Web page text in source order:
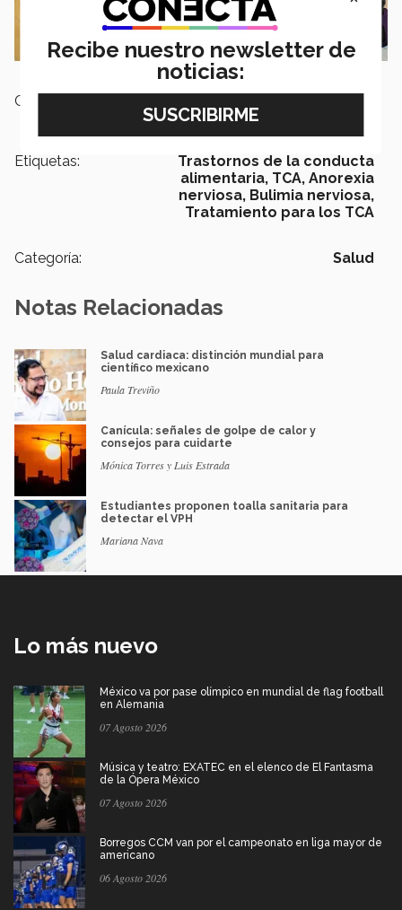
Campus:
Etiquetas:
Trastornos de la conducta
alimentaria, TCA, Anorexia
nerviosa, Bulimia nerviosa,
Tratamiento para los TCA
Categoría: Salud
Notas Relacionadas
Salud cardiaca: distinción mundial para
científico mexicano
Paula Treviño
Canícula: señales de golpe de calor y
consejos para cuidarte
Mónica Torres y Luis Estrada
Estudiantes proponen toalla sanitaria para
detectar el VPH
Mariana Nava
Lo más nuevo
México va por pase olímpico en mundial de flag football
en Alemania
07 Agosto 2026
Música y teatro: EXATEC en el elenco de El Fantasma
de la Ópera México
07 Agosto 2026
Borregos CCM van por el campeonato en liga mayor de
americano
06 Agosto 2026
Recibe nuestro newsletter de
noticias: